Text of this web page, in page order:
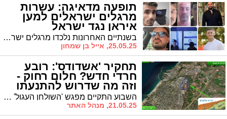
תופעה מדאיגה: עשרות
מרגלים ישראלים למען
איראן נגד ישראל
בשנתיים האחרונות נלכדו מרגלים ישראלים יותר מאשר כל ה-75 השנים הקודמות מאז קום המדינה. 24 ישראלים נעצרו בשנת 2024 ו-10 בשנה הנוכחית שעדיין לא הסתיימה. האם בישראל התפשטה תופעה חדשה שלא הכרנו במסגרתה הכסף מנצח את הערכים הבסיסיים ביותר. אלו מרגליך ישראל
25.05.25, אייל בן שמחון
תחקיר 'אשדודס': רובע
חרדי חדש? חלום רחוק -
וזה מה שדרוש להתנעתו
השבוע התקיים מפגש 'השולחן העגול' שנועד להניע את תכנון הרובע החרדי החדש שצפוי לקום לצד איזור התעשיה הקלה. ברמ"י ובעיריה מפגינים רצון טוב, אך תחקיר 'אשדודס' מגלה שגם לפי התרחיש האופטימי ביותר מדובר בחלום רחוק | ואיך ניתן להניע בכל זאת את התהליך?
21.05.25, מנהל האתר